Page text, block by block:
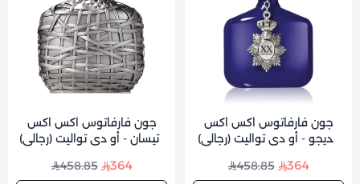
جون فارفاتوس اكس اكس
ارتيسان - أو دي تواليت (رجالي)
458.85 364
جون فارفاتوس اكس اكس
انديجو - أو دي تواليت (رجالي)
458.85 364